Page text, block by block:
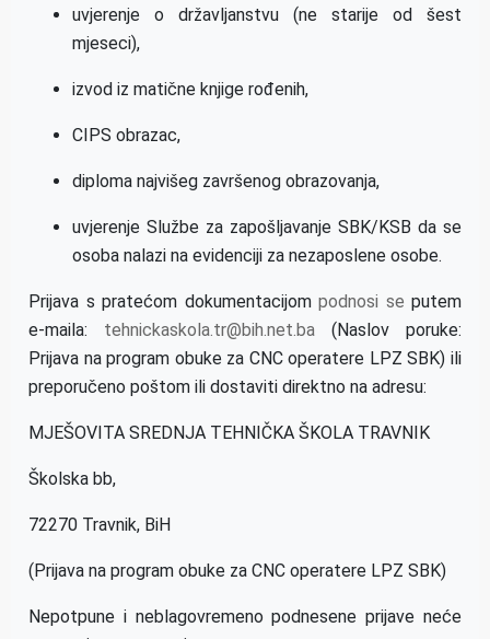
uvjerenje o državljanstvu (ne starije od šest
mjeseci),
izvod iz matične knjige rođenih,
CIPS obrazac,
diploma najvišeg završenog obrazovanja,
uvjerenje Službe za zapošljavanje SBK/KSB da se
osoba nalazi na evidenciji za nezaposlene osobe.
Prijava s pratećom dokumentacijom podnosi se putem
e-maila: tehnickaskola.tr@bih.net.ba (Naslov poruke:
Prijava na program obuke za CNC operatere LPZ SBK) ili
preporučeno poštom ili dostaviti direktno na adresu:
MJEŠOVITA SREDNJA TEHNIČKA ŠKOLA TRAVNIK
Školska bb,
72270 Travnik, BiH
(Prijava na program obuke za CNC operatere LPZ SBK)
Nepotpune i neblagovremeno podnesene prijave neće